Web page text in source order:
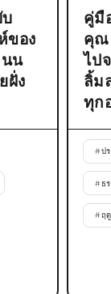
ของ
นน
ฝั่ง
คู่มื
คุณ
ไป
ลิ้ม
ทุก
#ป
#ธ
#ฤ